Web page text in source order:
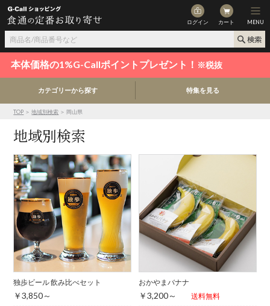
ログイン カート MENU
本体価格の1%G-Callポイントプレゼント！ ※税抜
カテゴリーから探す 特集を見る
TOP ＞地域別検索 ＞ 岡山県
地域別検索
独歩ビール 飲み比べセット
￥3,850～
おかやまバナナ
￥3,200～ 送料無料